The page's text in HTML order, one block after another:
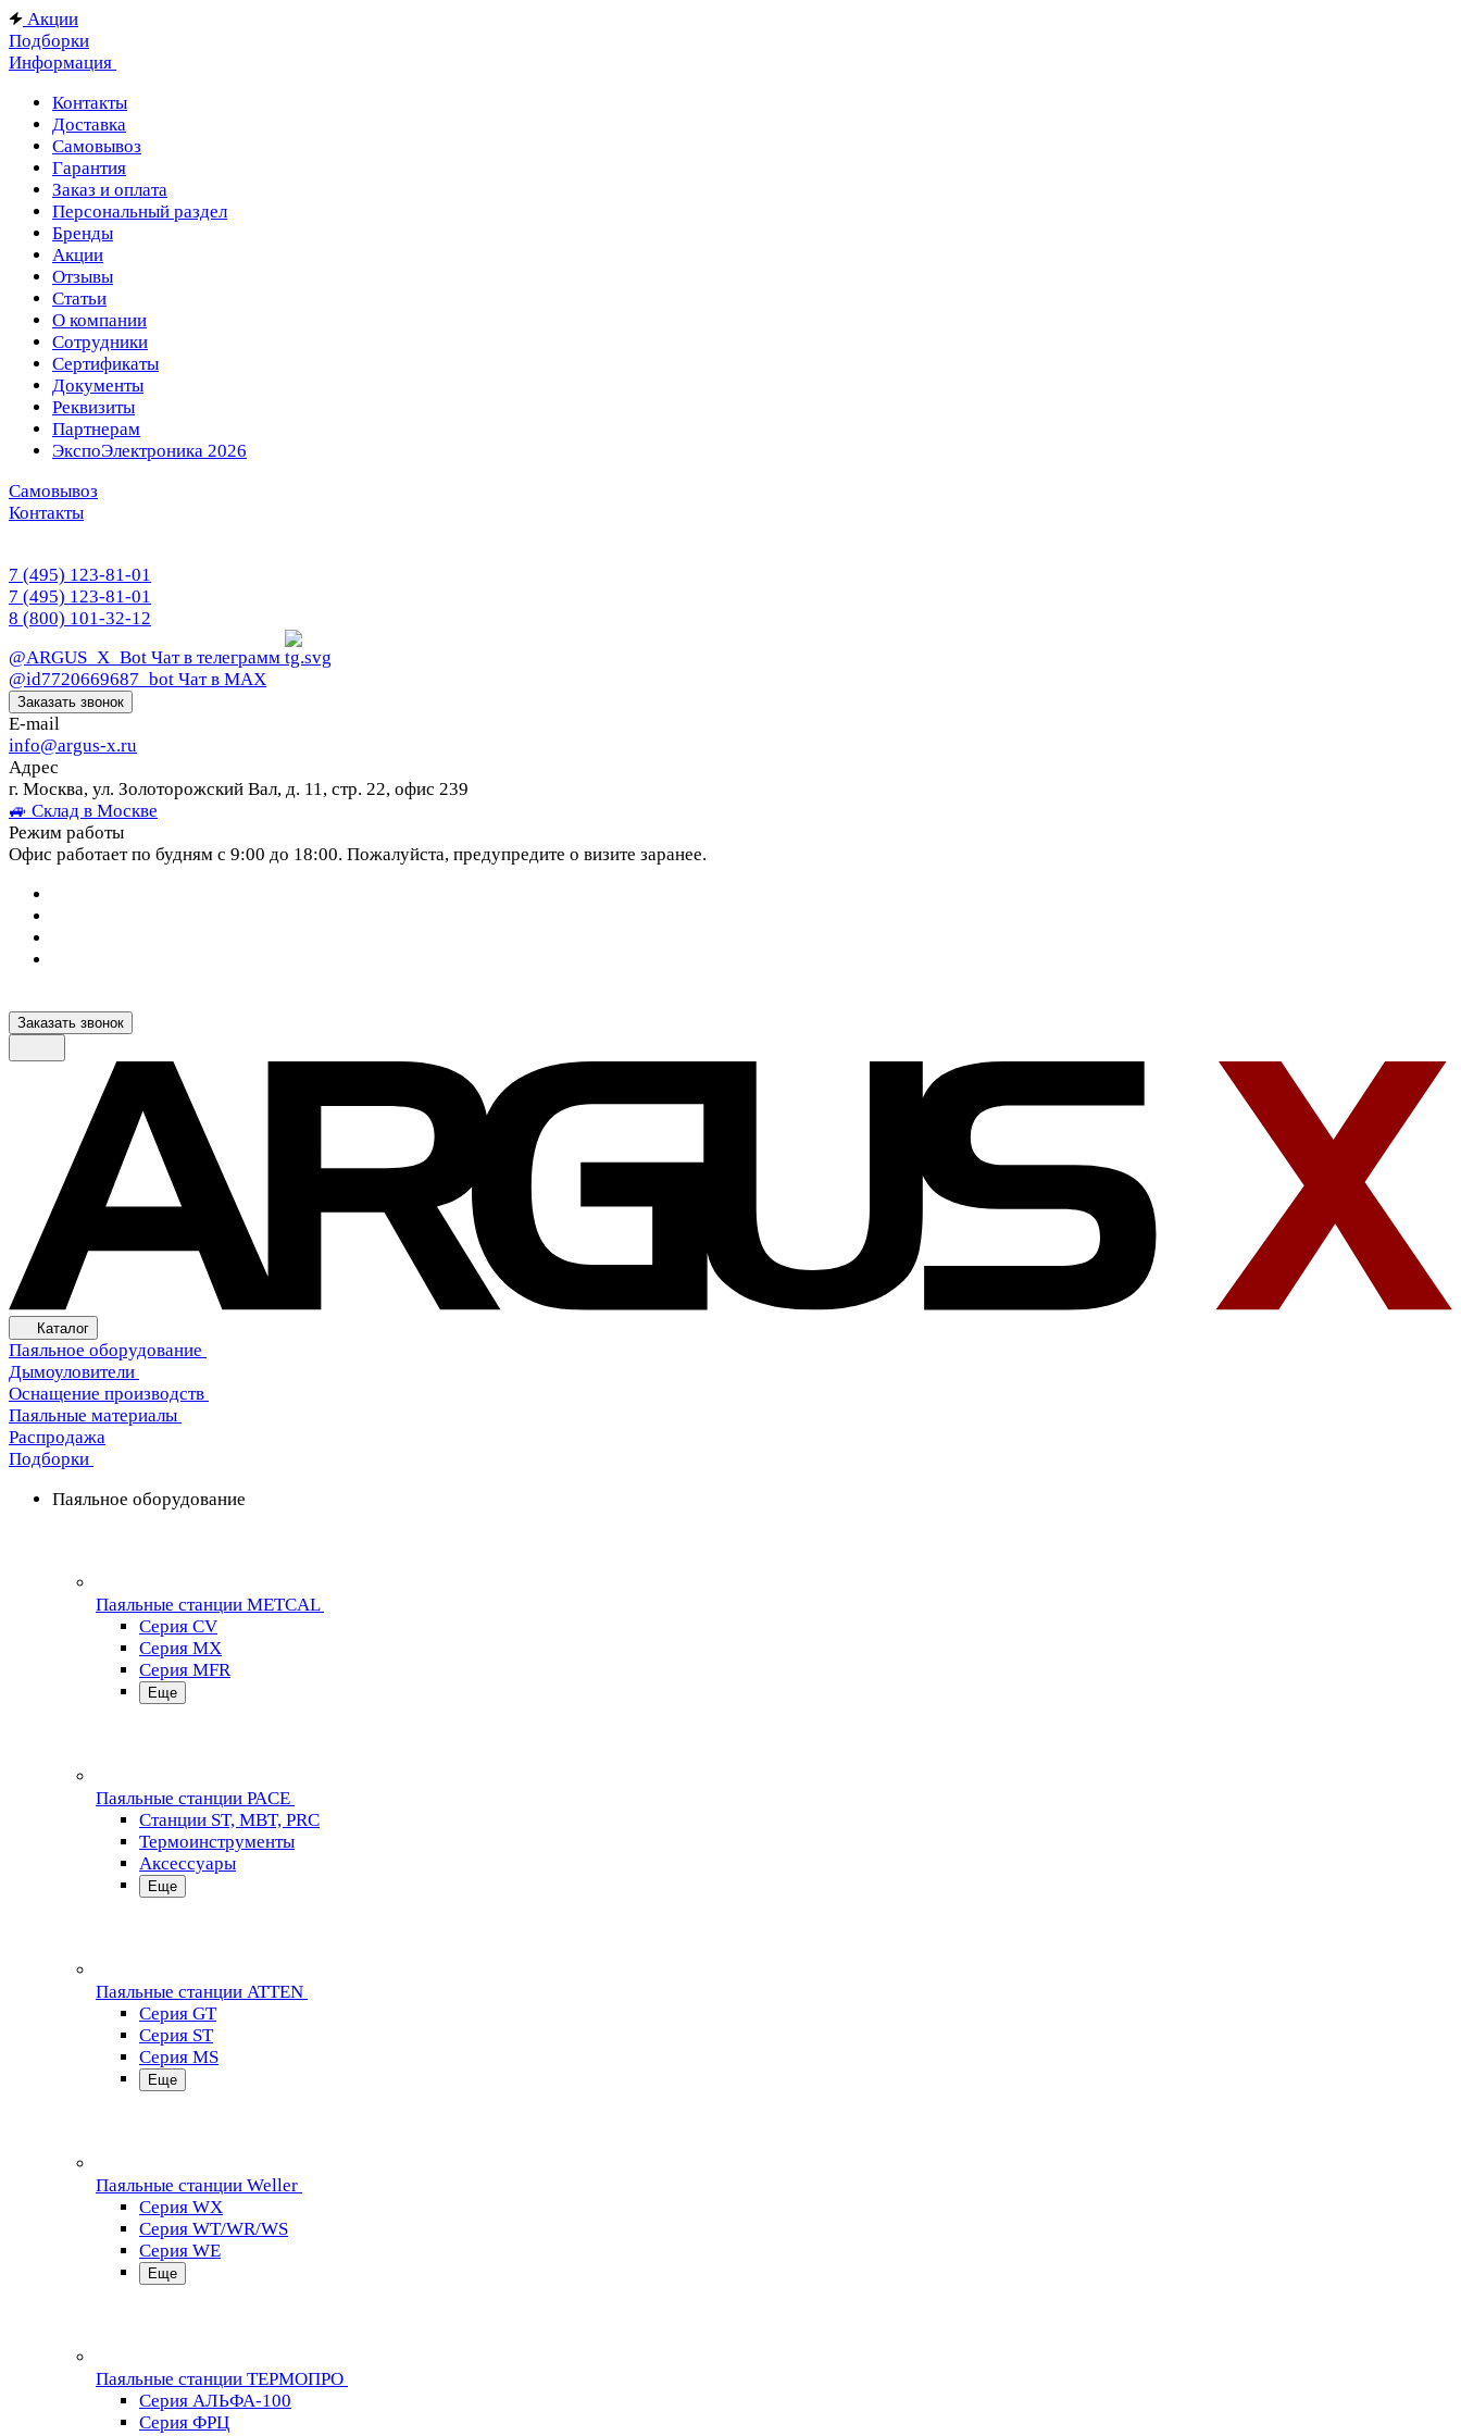
Акции
Подборки
Информация
Контакты
Доставка
Самовывоз
Гарантия
Заказ и оплата
Персональный раздел
Бренды
Акции
Отзывы
Статьи
О компании
Сотрудники
Сертификаты
Документы
Реквизиты
Партнерам
ЭкспоЭлектроника 2026
Самовывоз
Контакты
7 (495) 123-81-01
7 (495) 123-81-01
8 (800) 101-32-12
@ARGUS_X_Bot Чат в телеграмм
@id7720669687_bot Чат в МАХ
Заказать звонок
E-mail
info@argus-x.ru
Адрес
г. Москва, ул. Золоторожский Вал, д. 11, стр. 22, офис 239
🚙 Склад в Москве
Режим работы
Офис работает по будням с 9:00 до 18:00. Пожалуйста, предупредите о визите заранее.
Заказать звонок
Каталог
Паяльное оборудование
Дымоуловители
Оснащение производств
Паяльные материалы
Распродажа
Подборки
Паяльное оборудование
Паяльные станции METCAL
Серия CV
Серия MX
Серия MFR
Еще
Паяльные станции PACE
Станции ST, MBT, PRC
Термоинструменты
Аксессуары
Еще
Паяльные станции ATTEN
Серия GT
Серия ST
Серия MS
Еще
Паяльные станции Weller
Серия WX
Серия WT/WR/WS
Серия WE
Еще
Паяльные станции ТЕРМОПРО
Серия АЛЬФА-100
Серия ФРЦ